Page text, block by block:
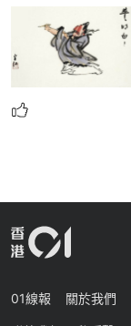
01線報 關於我們